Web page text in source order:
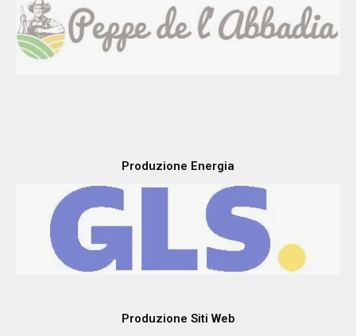
Produzione Energia
Produzione Siti Web